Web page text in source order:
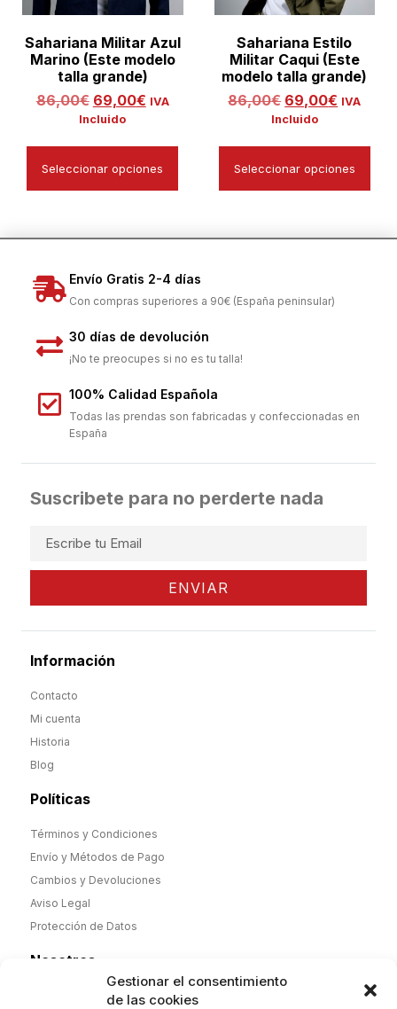
Gestionar el consentimiento
de las cookies
Sahariana Militar Azul
Marino (Este modelo
talla grande)
86,00€ 69,00€ IVA
Incluido
Seleccionar opciones
Sahariana Estilo
Militar Caqui (Este
modelo talla grande)
86,00€ 69,00€ IVA
Incluido
Seleccionar opciones
Envío Gratis 2-4 días
Con compras superiores a 90€ (España peninsular)
30 días de devolución
¡No te preocupes si no es tu talla!
100% Calidad Española
Todas las prendas son fabricadas y confeccionadas en
España
Suscribete para no perderte nada
ENVIAR
Información
Contacto
Mi cuenta
Historia
Blog
Políticas
Términos y Condiciones
Envío y Métodos de Pago
Cambios y Devoluciones
Aviso Legal
Protección de Datos
Nosotros
Desde noviembre de 2025 nueva dirección y nueva etapa,